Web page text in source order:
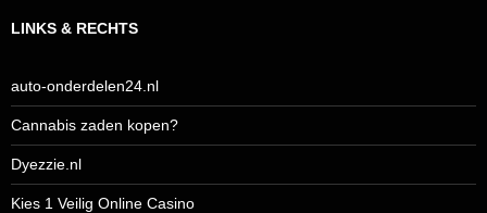
LINKS & RECHTS
auto-onderdelen24.nl
Cannabis zaden kopen?
Dyezzie.nl
Kies 1 Veilig Online Casino